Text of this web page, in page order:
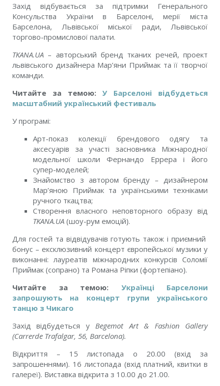
Захід відбувається за підтримки Генерального
Консульства України в Барселоні, мерії міста
Барселона, Львівської міської ради, Львівської
торгово-промислової палати.
TKANA.UA – авторський бренд тканих речей, проект
львівського дизайнера Мар’яни Приймак та її творчої
команди.
Читайте за темою:У Барселоні відбудеться
масштабний український фестиваль
У програмі:
Арт-показ колекції брендового одягу та
аксесуарів за участі засновника Міжнародної
модельної школи Фернандо Еррера і його
супер-моделей;
Знайомство з автором бренду – дизайнером
Мар’яною Приймак та українськими техніками
ручного ткацтва;
Створення власного неповторного образу від
TKANA.UA (шоу-рум емоцій).
Для гостей та відвідувачів готують також і приємний
бонус – ексклюзивний концерт європейської музики у
виконанні: лауреатів міжнародних конкурсів Соломії
Приймак (сопрано) та Романа Ріпки (фортепіано).
Читайте за темою: Українці Барселони
запрошують на концерт групи українського
танцю з Чикаго
Захід відбудеться у Begemot Art & Fashion Gallery
(Carrerde Trafalgar, 56, Barcelona).
Відкриття – 15 листопада о 20.00 (вхід за
запрошеннями). 16 листопада (вхід платний, квитки в
галереї). Виставка відкрита з 10.00 до 21.00.